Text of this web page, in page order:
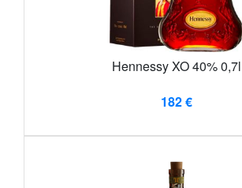
Hennessy XO 40% 0,7l
182 €